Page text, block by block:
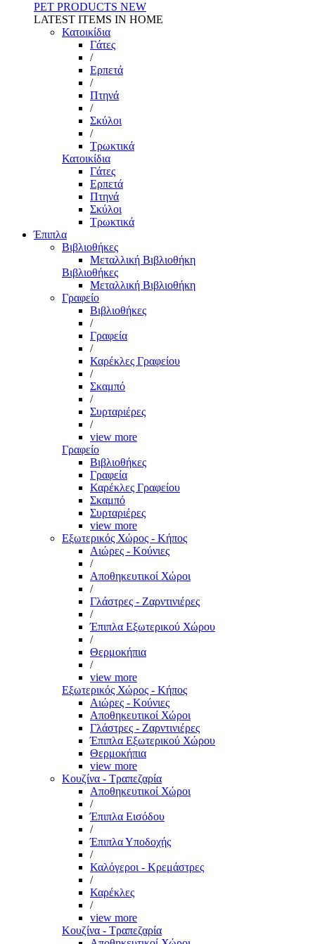
PET PRODUCTS NEW
LATEST ITEMS IN HOME
Κατοικίδια
Γάτες
/
Ερπετά
/
Πτηνά
/
Σκύλοι
/
Τρωκτικά
Κατοικίδια
Γάτες
Ερπετά
Πτηνά
Σκύλοι
Τρωκτικά
Έπιπλα
Βιβλιοθήκες
Μεταλλική Βιβλιοθήκη
Βιβλιοθήκες
Μεταλλική Βιβλιοθήκη
Γραφείο
Βιβλιοθήκες
/
Γραφεία
/
Καρέκλες Γραφείου
/
Σκαμπό
/
Συρταριέρες
/
view more
Γραφείο
Βιβλιοθήκες
Γραφεία
Καρέκλες Γραφείου
Σκαμπό
Συρταριέρες
view more
Εξωτερικός Χώρος - Κήπος
Αιώρες - Κούνιες
/
Αποθηκευτικοί Χώροι
/
Γλάστρες - Ζαρντινιέρες
/
Έπιπλα Εξωτερικού Χώρου
/
Θερμοκήπια
/
view more
Εξωτερικός Χώρος - Κήπος
Αιώρες - Κούνιες
Αποθηκευτικοί Χώροι
Γλάστρες - Ζαρντινιέρες
Έπιπλα Εξωτερικού Χώρου
Θερμοκήπια
view more
Κουζίνα - Τραπεζαρία
Αποθηκευτικοί Χώροι
/
Έπιπλα Εισόδου
/
Έπιπλα Υποδοχής
/
Καλόγεροι - Κρεμάστρες
/
Καρέκλες
/
view more
Κουζίνα - Τραπεζαρία